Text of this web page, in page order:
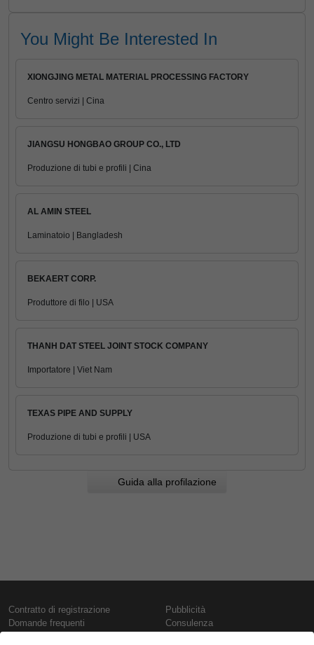
You Might Be Interested In
XIONGJING METAL MATERIAL PROCESSING FACTORY
Centro servizi | Cina
JIANGSU HONGBAO GROUP CO., LTD
Produzione di tubi e profili | Cina
AL AMIN STEEL
Laminatoio | Bangladesh
BEKAERT CORP.
Produttore di filo | USA
THANH DAT STEEL JOINT STOCK COMPANY
Importatore | Viet Nam
TEXAS PIPE AND SUPPLY
Produzione di tubi e profili | USA
Guida alla profilazione
Contratto di registrazione
Domande frequenti
Pubblicità
Consulenza